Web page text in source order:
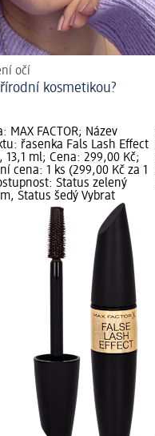
očí
kosmetikou?
MAX FACTOR; Název
řasenka Fals Lash Effect
13,1 ml; Cena: 299,00 Kč;
cena: 1 ks (299,00 Kč za 1
Status zelený
Status šedý Vybrat